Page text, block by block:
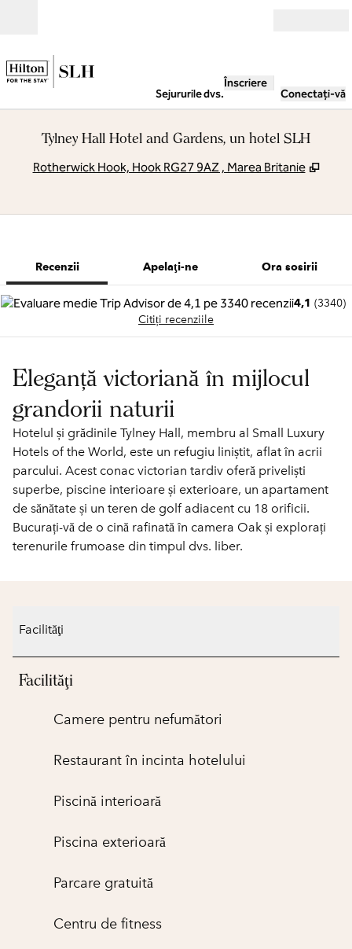
Sejururile dvs.
Înscriere
Conectați-vă
Tylney Hall Hotel and Gardens, un hotel SLH
Rotherwick Hook, Hook RG27 9AZ , Marea Britanie ,
Recenzii Apelaţi-ne Ora sosirii
4,1 (3340)
Citiți recenziile
Eleganță victoriană în mijlocul
grandorii naturii
Hotelul și grădinile Tylney Hall, membru al Small Luxury
Hotels of the World, este un refugiu liniștit, aflat în acrii
parcului. Acest conac victorian tardiv oferă priveliști
superbe, piscine interioare și exterioare, un apartament
de sănătate și un teren de golf adiacent cu 18 orificii.
Bucurați-vă de o cină rafinată în camera Oak și explorați
terenurile frumoase din timpul dvs. liber.
Facilităţi
Facilităţi
Camere pentru nefumători
Restaurant în incinta hotelului
Piscină interioară
Piscina exterioară
Parcare gratuită
Centru de fitness